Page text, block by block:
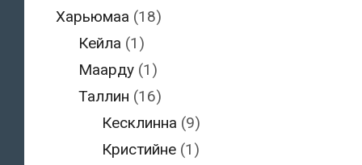
Харьюмаа (18)
Кейла (1)
Маарду (1)
Таллин (16)
Кесклинна (9)
Кристийне(1)